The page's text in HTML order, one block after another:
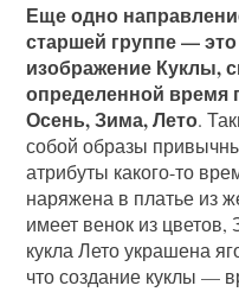
Еще одно
старшей группе —
изображение Куклы,
определенной время
Осень, Зима, Лето.
собой образы
атрибуты какого-то
наряжена в платье из
имеет венок из
кукла Лето украшена
что создание куклы —